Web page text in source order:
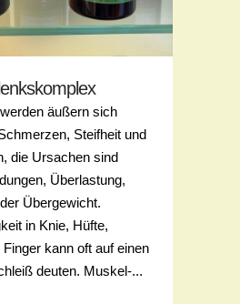
äußern sich
Steifheit und
die Ursachen sind
Überlastung,
Übergewicht.
in Knie, Hüfte,
kann oft auf einen
deuten. Muskel-...